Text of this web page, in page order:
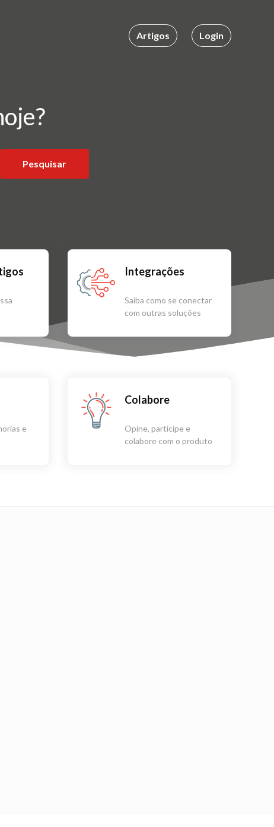
Artigos Login
Pesquisar
Integrações
Saiba como se conectar
com outras soluções
e
Colabore
Opine, participe e
colabore com o produto